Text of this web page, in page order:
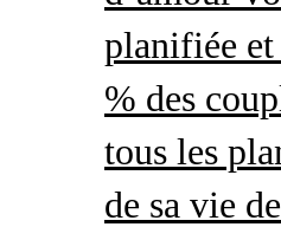
planifiée et
% des
tous les
de sa vie